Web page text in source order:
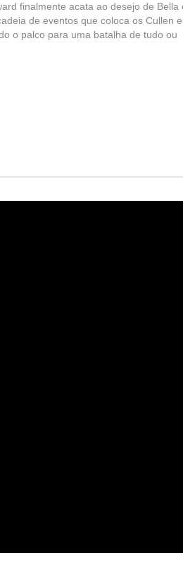
finalmente acata ao desejo de Bella
de eventos que coloca os Cullen e
o palco para uma batalha de tudo ou